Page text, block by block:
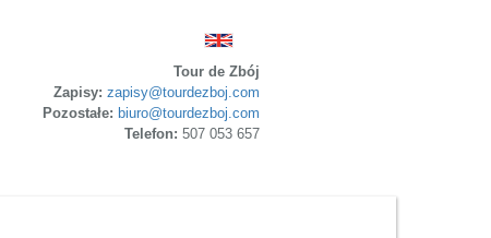
Tour de Zbój
Zapisy: zapisy@tourdezboj.com
Pozostałe: biuro@tourdezboj.com
Telefon: 507 053 657